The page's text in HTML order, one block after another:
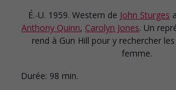
É.-U. 1959. Western de John Sturges
Anthony Quinn, Carolyn Jones. Un
rend à Gun Hill pour y rechercher
femme.
Durée: 98 min.